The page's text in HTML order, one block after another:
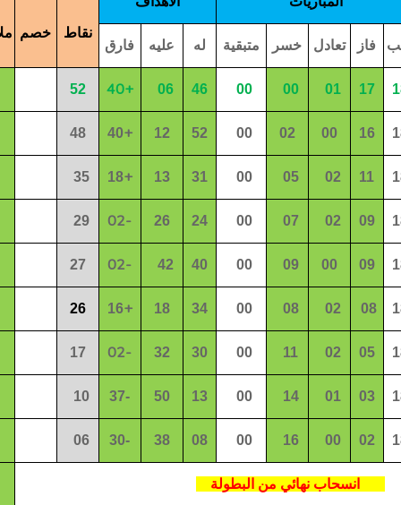
خصم نقاط
فارق عليه له متبقية خسر تعادل فاز
52 40+ 06 46 00 00 01 17
48 40+ 12 52 00 02 00 16
35 18+ 13 31 00 05 02 11
29 02- 26 24 00 07 02 09
27 02- 42 40 00 09 00 09
26 16+ 18 34 00 08 02 08
17 02- 32 30 00 11 02 05
10 37- 50 13 00 14 01 03
06 30- 38 08 00 16 00 02
انسحاب نهائي من البطولة